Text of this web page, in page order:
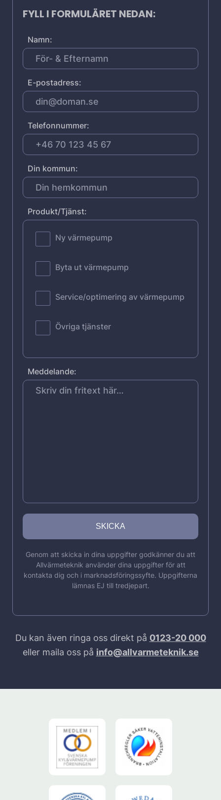
FYLL I FORMULÄRET NEDAN:
Namn:
E-postadress:
Telefonnummer:
Din kommun:
Produkt/Tjänst:
Ny värmepump
Byta ut värmepump
Service/optimering av värmepump
Övriga tjänster
Meddelande:
Genom att skicka in dina uppgifter godkänner du att
Allvärmeteknik använder dina uppgifter för att
kontakta dig och i marknadsföringssyfte. Uppgifterna
lämnas EJ till tredjepart.
Du kan även ringa oss direkt på 0123-20 000
eller maila oss på info@allvarmeteknik.se